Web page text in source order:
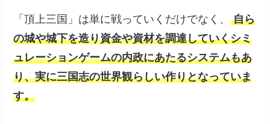
「頂上三国」は単に戦っていくだけでなく、自ら
の城や城下を造り資金や資材を調達していくシミ
ュレーションゲームの内政にあたるシステムもあ
り、実に三国志の世界観らしい作りとなっていま
す。